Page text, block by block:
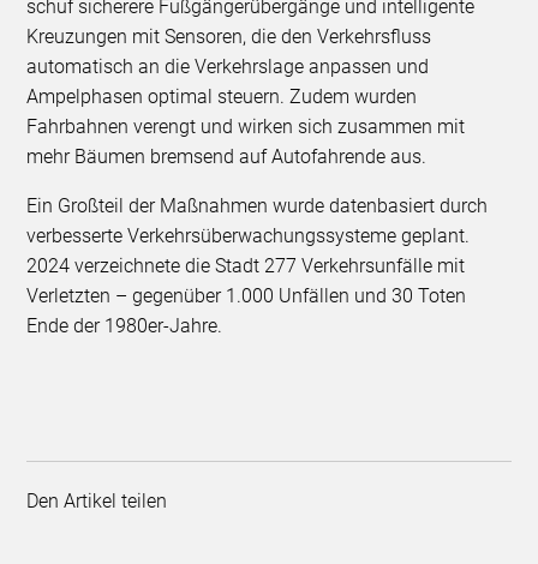
schuf sicherere Fußgängerübergänge und intelligente
Kreuzungen mit Sensoren, die den Verkehrsfluss
automatisch an die Verkehrslage anpassen und
Ampelphasen optimal steuern. Zudem wurden
Fahrbahnen verengt und wirken sich zusammen mit
mehr Bäumen bremsend auf Autofahrende aus.
Ein Großteil der Maßnahmen wurde datenbasiert durch
verbesserte Verkehrsüberwachungssysteme geplant.
2024 verzeichnete die Stadt 277 Verkehrsunfälle mit
Verletzten – gegenüber 1.000 Unfällen und 30 Toten
Ende der 1980er-Jahre.
Den Artikel teilen